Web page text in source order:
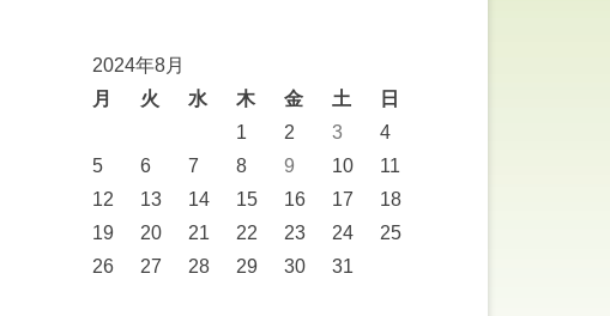
2024年8月
月
火 水 木 金 土
日
1
2 3
4
5
6 7 8 9 10
11
12
13 14 15 16 17
18
19
20 21 22 23 24
25
26
27 28 29 30 31